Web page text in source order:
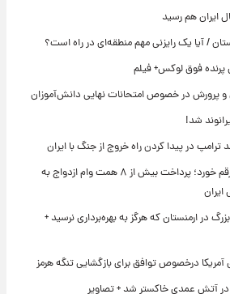
ایران هم رسید
/ آیا یک رایزنی مهم منطقه‌ای در راه است؟
پرنده فوق لوکس+ فیلم
و پرورش در خصوص امتحانات نهایی دانش‌آموزان
شد!
ترامپ در پیدا کردن راه خروج از جنگ با ایران
در چهار ماه نخست ۱۴۰۵ رقم خورد؛ پرداخت بیش از ۸ همت وام ازدواج به
ارمنستان که هرگز به بهره‌برداری نرسید +
آمریکا درخصوص توافق برای بازگشایی تنگه هرمز